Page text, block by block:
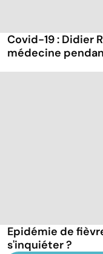
Covid-19 : Didier
médecine
Epidémie de
s'inquiéter ?